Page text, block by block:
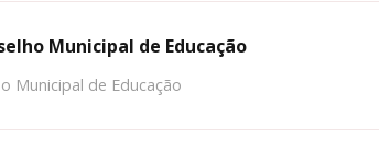
Municipal de Educação
Municipal de Educação